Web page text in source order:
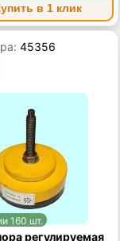
в 1 клик
45356
160 шт.
регулируемая